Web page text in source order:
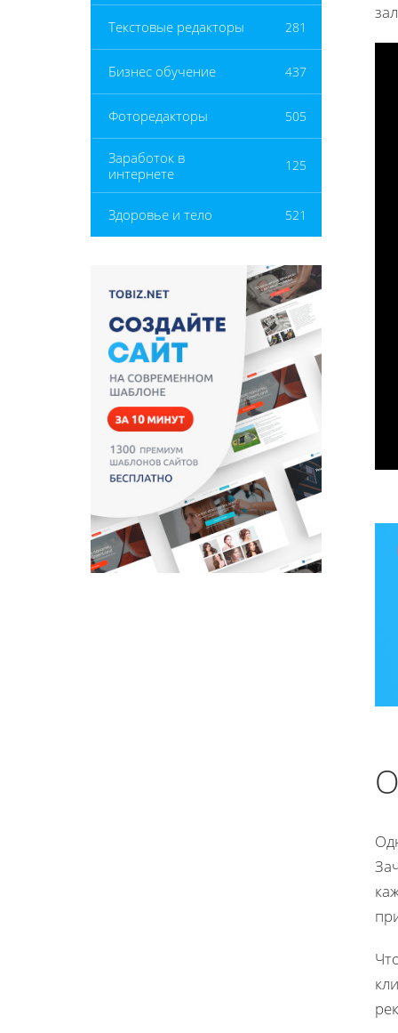
Текстовые редакторы 281
Бизнес обучение 437
Фоторедакторы 505
Заработок в
интернете
125
Здоровье и тело 521